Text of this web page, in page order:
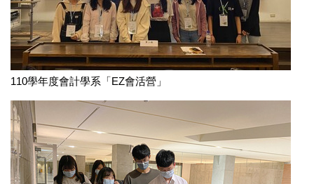
110學年度會計學系「EZ會活營」